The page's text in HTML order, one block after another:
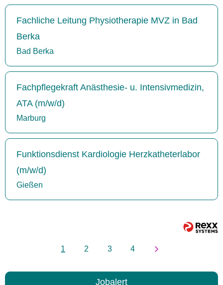
Fachliche Leitung Physiotherapie MVZ in Bad
Berka
Bad Berka
Fachpflegekraft Anästhesie- u. Intensivmedizin,
ATA (m/w/d)
Marburg
Funktionsdienst Kardiologie Herzkatheterlabor
(m/w/d)
Gießen
1 2 3 4
Jobalert